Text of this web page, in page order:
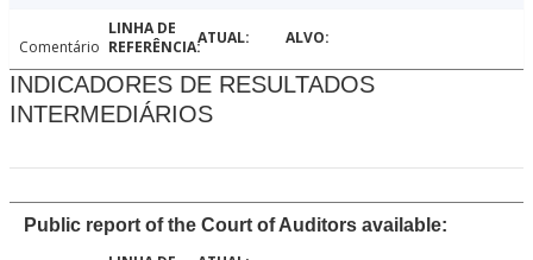
Comentário
INDICADORES DE RESULTADOS
INTERMEDIÁRIOS
Public report of the Court of Auditors available: